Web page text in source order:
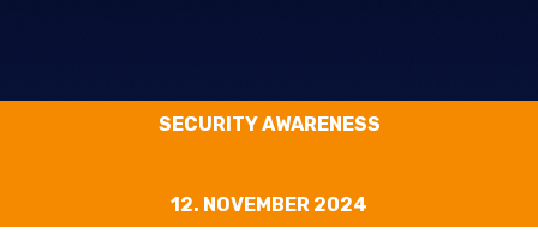
SECURITY AWARENESS
12. NOVEMBER 2024